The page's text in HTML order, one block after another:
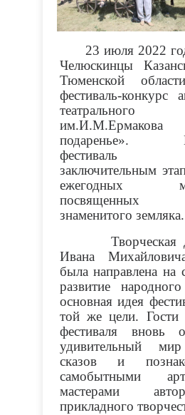
23 июля 2022
Челюскинцы
Тюменской
фестиваль-конкурс
театрального
им.И.М.Ермакова
подаренье».
фестиваль
заключительным
ежегодных
посвященных
знаменитого земляка.
Творческая
Ивана
была направлена на
развитие
основная идея
той же цели. Гости
фестиваля вновь
удивительный
сказов и
самобытными
мастерами
прикладного